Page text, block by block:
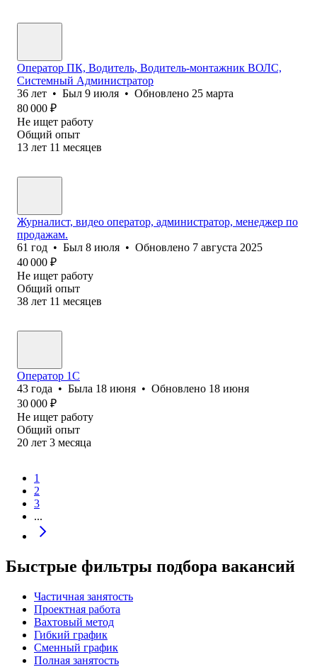
Оператор ПК, Водитель, Водитель-монтажник ВОЛС,
Системный Администратор
36 лет • Был 9 июля • Обновлено 25 марта
80 000 ₽
Не ищет работу
Общий опыт
13 лет 11 месяцев
Журналист, видео оператор, администратор, менеджер по
продажам.
61 год • Был 8 июля • Обновлено 7 августа 2025
40 000 ₽
Не ищет работу
Общий опыт
38 лет 11 месяцев
Оператор 1C
43 года • Была 18 июня • Обновлено 18 июня
30 000 ₽
Не ищет работу
Общий опыт
20 лет 3 месяца
1
2
3
...
Быстрые фильтры подбора вакансий
Частичная занятость
Проектная работа
Вахтовый метод
Гибкий график
Сменный график
Полная занятость